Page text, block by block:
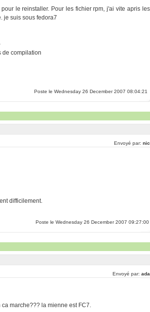
le reinstaller. Pour les fichier rpm, j'ai vite apris les
je suis sous fedora7
de compilation
Poste le Wednesday 26 December 2007 08:04:21
Envoyé par:
difficilement.
Poste le Wednesday 26 December 2007 09:27:00
Envoyé par:
marche??? la mienne est FC7.